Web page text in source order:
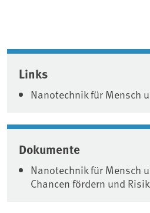
Associated
Links
Nanotechnik für Mensch
Dokumente
Nanotechnik für Mensch
Chancen fördern und